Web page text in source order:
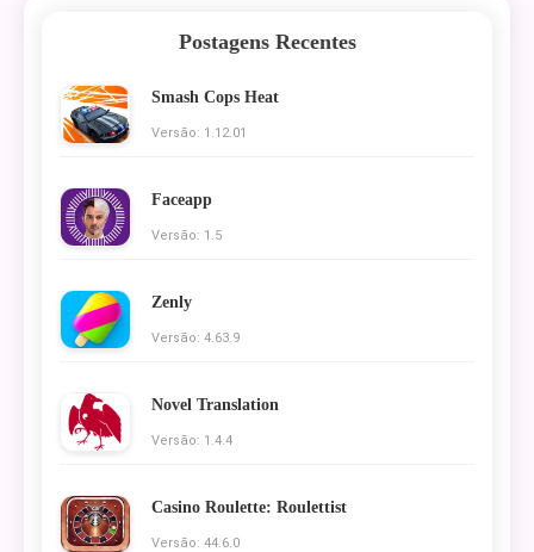
Postagens Recentes
Smash Cops Heat
Versão: 1.12.01
Faceapp
Versão: 1.5
Zenly
Versão: 4.63.9
Novel Translation
Versão: 1.4.4
Casino Roulette: Roulettist
Versão: 44.6.0